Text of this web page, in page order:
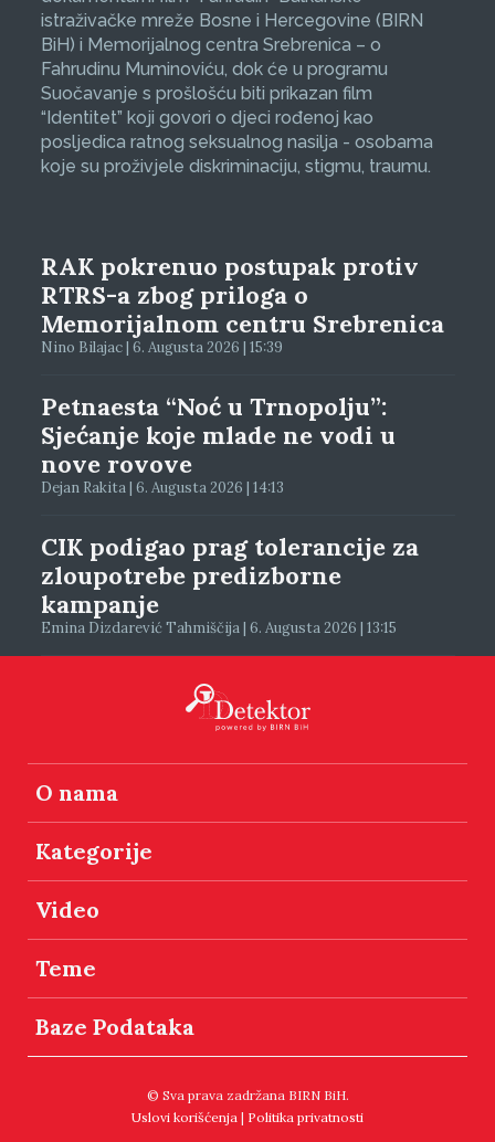
istraživačke mreže Bosne i Hercegovine (BIRN
BiH) i Memorijalnog centra Srebrenica – o
Fahrudinu Muminoviću, dok će u programu
Suočavanje s prošlošću biti prikazan film
“Identitet” koji govori o djeci rođenoj kao
posljedica ratnog seksualnog nasilja - osobama
koje su proživjele diskriminaciju, stigmu, traumu.
RAK pokrenuo postupak protiv
RTRS-a zbog priloga o
Memorijalnom centru Srebrenica
Nino Bilajac | 6. Augusta 2026 | 15:39
Petnaesta “Noć u Trnopolju”:
Sjećanje koje mlade ne vodi u
nove rovove
Dejan Rakita | 6. Augusta 2026 | 14:13
CIK podigao prag tolerancije za
zloupotrebe predizborne
kampanje
Emina Dizdarević Tahmiščija | 6. Augusta 2026 | 13:15
O nama
Kategorije
Video
Teme
Baze Podataka
© Sva prava zadržana BIRN BiH.
Uslovi korišćenja | Politika privatnosti